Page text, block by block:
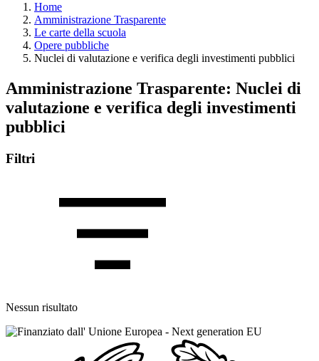
Home
Amministrazione Trasparente
Le carte della scuola
Opere pubbliche
Nuclei di valutazione e verifica degli investimenti pubblici
Amministrazione Trasparente: Nuclei di
valutazione e verifica degli investimenti
pubblici
Filtri
Nessun risultato